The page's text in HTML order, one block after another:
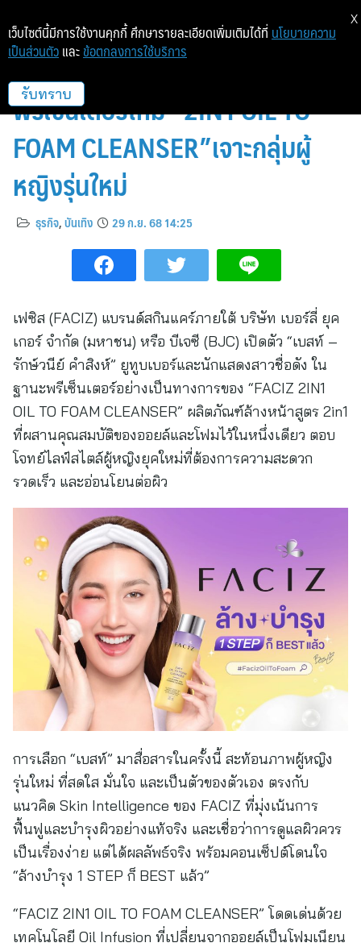
เฟซิส เปิดตัว “เบสท์ คำสิงห์”
พรีเซ็นเตอร์ใหม่ “2IN1 OIL TO
FOAM CLEANSER”เจาะกลุ่มผู้
หญิงรุ่นใหม่
ธุรกิจ,บันเทิง 29 ก.ย. 68 14:25
เฟซิส (FACIZ) แบรนด์สกินแคร์ภายใต้ บริษัท เบอร์ลี่ ยุค
เกอร์ จำกัด (มหาชน) หรือ บีเจซี (BJC) เปิดตัว “เบสท์ –
รักษ์วนีย์ คำสิงห์” ยูทูบเบอร์และนักแสดงสาวชื่อดัง ใน
ฐานะพรีเซ็นเตอร์อย่างเป็นทางการของ “FACIZ 2IN1
OIL TO FOAM CLEANSER” ผลิตภัณฑ์ล้างหน้าสูตร 2in1
ที่ผสานคุณสมบัติของออยล์และโฟมไว้ในหนึ่งเดียว ตอบ
โจทย์ไลฟ์สไตล์ผู้หญิงยุคใหม่ที่ต้องการความสะดวก
รวดเร็ว และอ่อนโยนต่อผิว
การเลือก “เบสท์” มาสื่อสารในครั้งนี้ สะท้อนภาพผู้หญิง
รุ่นใหม่ ที่สดใส มั่นใจ และเป็นตัวของตัวเอง ตรงกับ
แนวคิด Skin Intelligence ของ FACIZ ที่มุ่งเน้นการ
ฟื้นฟูและบำรุงผิวอย่างแท้จริง และเชื่อว่าการดูแลผิวควร
เป็นเรื่องง่าย แต่ได้ผลลัพธ์จริง พร้อมคอนเซ็ปต์โดนใจ
“ล้างบำรุง 1 STEP ก็ BEST แล้ว”
“FACIZ 2IN1 OIL TO FOAM CLEANSER” โดดเด่นด้วย
เทคโนโลยี Oil Infusion ที่เปลี่ยนจากออยล์เป็นโฟมเนียน
เว็บไซต์นี้มีการใช้งานคุกกี้ ศึกษารายละเอียดเพิ่มเติมได้ที่ นโยบายความ
เป็นส่วนตัว และ ข้อตกลงการใช้บริการ
รับทราบ
X